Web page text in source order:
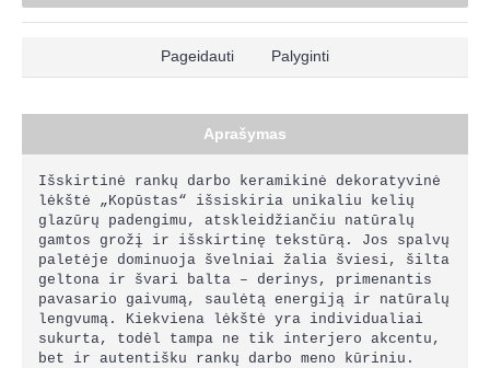
Pageidauti Palyginti
Aprašymas
Išskirtinė rankų darbo keramikinė dekoratyvinė
lėkštė „Kopūstas“ išsiskiria unikaliu kelių
glazūrų padengimu, atskleidžiančiu natūralų
gamtos grožį ir išskirtinę tekstūrą. Jos spalvų
paletėje dominuoja švelniai žalia šviesi, šilta
geltona ir švari balta – derinys, primenantis
pavasario gaivumą, saulėtą energiją ir natūralų
lengvumą. Kiekviena lėkštė yra individualiai
sukurta, todėl tampa ne tik interjero akcentu,
bet ir autentišku rankų darbo meno kūriniu.